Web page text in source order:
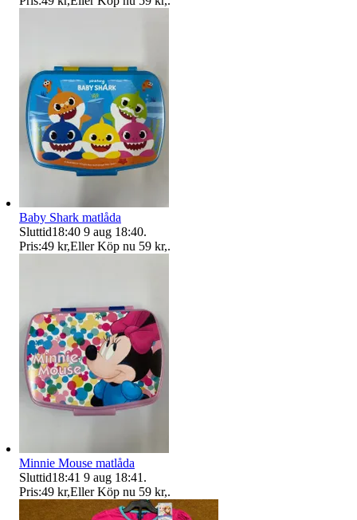
Baby Shark matlåda
Sluttid18:40 9 aug 18:40.
Pris:49 kr,Eller Köp nu 59 kr,.
Minnie Mouse matlåda
Sluttid18:41 9 aug 18:41 .
Pris:49 kr,Eller Köp nu 59 kr,.